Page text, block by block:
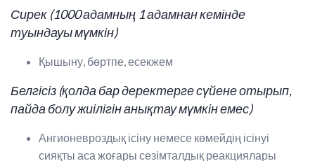
Сирек (1000 адамның 1 адамнан кемінде
туындауы мүмкін)
Қышыну, бөртпе, есекжем
Белгісіз (қолда бар деректерге сүйене отырып,
пайда болу жиілігін анықтау мүмкін емес)
Ангионевроздық ісіну немесе көмейдің ісінуі
сияқты аса жоғары сезімталдық реакциялары